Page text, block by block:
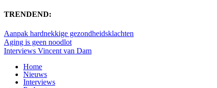
TRENDEND:
Aanpak hardnekkige gezondheidsklachten
Aging is geen noodlot
Interviews Vincent van Dam
Home
Nieuws
Interviews